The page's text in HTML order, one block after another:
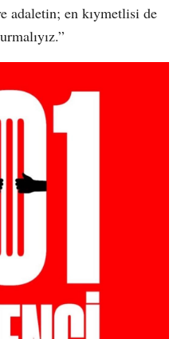
adaletin; en kıymetlisi de